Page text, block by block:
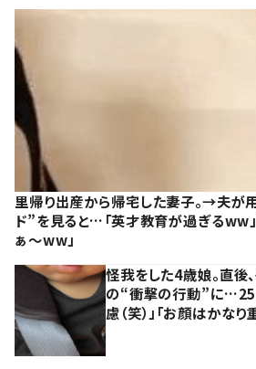
里帰り出産から帰宅した妻子。→夫が
ド”を見ると…「英才教育が過ぎるww
ぁ～ww」
怪我をした4歳娘。直後
の“衝撃の行動”に
慮（笑）」「お顔はかな